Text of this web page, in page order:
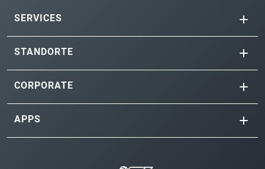
SERVICES
STANDORTE
CORPORATE
APPS